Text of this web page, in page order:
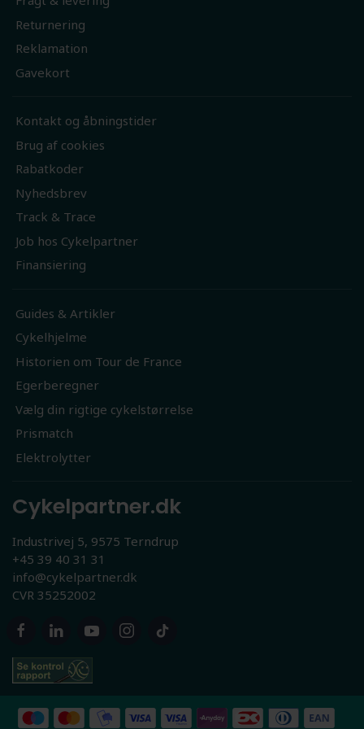
Returnering
Reklamation
Gavekort
Kontakt og åbningstider
Brug af cookies
Rabatkoder
Nyhedsbrev
Track & Trace
Job hos Cykelpartner
Finansiering
Guides & Artikler
Cykelhjelme
Historien om Tour de France
Egerberegner
Vælg din rigtige cykelstørrelse
Prismatch
Elektrolytter
Cykelpartner.dk
Industrivej 5, 9575 Terndrup
+45 39 40 31 31
info@cykelpartner.dk
CVR 35252002